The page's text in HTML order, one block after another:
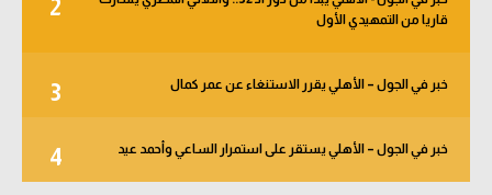
2
قاريا من التمهيدي الأول
3 خبر في الجول – الأهلي يقرر الاستنغاء عن عمر كمال
4 خبر في الجول – الأهلي يستقر على استمرار الساعي وأحمد عيد